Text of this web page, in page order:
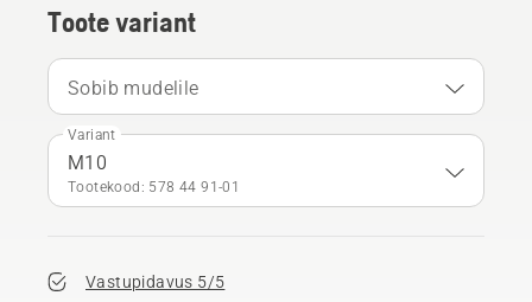
Toote variant
Sobib mudelile
Variant
M10
Tootekood: 578 44 91‑01
Vastupidavus 5/5